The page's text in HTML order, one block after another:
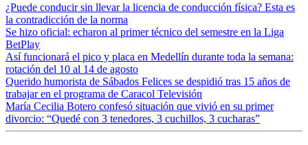
¿Puede conducir sin llevar la licencia de conducción física? Esta es
la contradicción de la norma
Se hizo oficial: echaron al primer técnico del semestre en la Liga
BetPlay
Así funcionará el pico y placa en Medellín durante toda la semana:
rotación del 10 al 14 de agosto
Querido humorista de Sábados Felices se despidió tras 15 años de
trabajar en el programa de Caracol Televisión
María Cecilia Botero confesó situación que vivió en su primer
divorcio: “Quedé con 3 tenedores, 3 cuchillos, 3 cucharas”